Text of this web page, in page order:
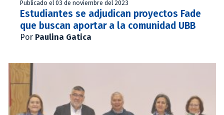
Publicado el 03 de noviembre del 2023
Estudiantes se adjudican proyectos Fade
que buscan aportar a la comunidad UBB
Por Paulina Gatica